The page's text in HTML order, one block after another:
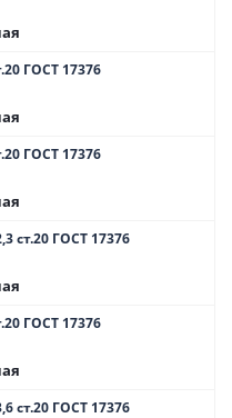
ГОСТ 17376
ГОСТ 17376
ст.20 ГОСТ 17376
ГОСТ 17376
ст.20 ГОСТ 17376